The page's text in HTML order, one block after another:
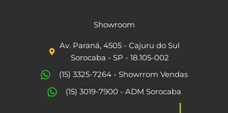
c
e
b
o
o
t
a
g
r
Showroom
Av. Paraná, 4505 - Cajuru do Sul
Sorocaba - SP - 18.105-002
(15) 3325-7264 - Showrrom Vendas
(15) 3019-7900 - ADM Sorocaba